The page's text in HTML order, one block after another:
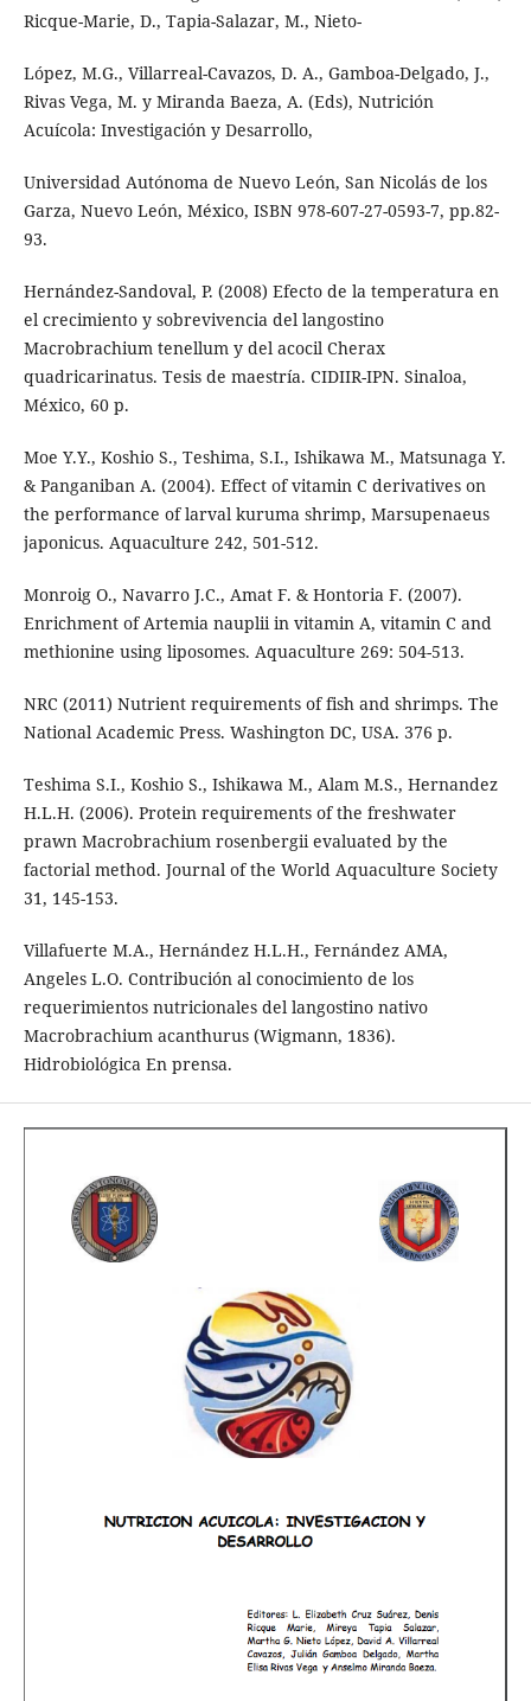
Ricque-Marie, D., Tapia-Salazar, M., Nieto-
López, M.G., Villarreal-Cavazos, D. A., Gamboa-Delgado, J.,
Rivas Vega, M. y Miranda Baeza, A. (Eds), Nutrición
Acuícola: Investigación y Desarrollo,
Universidad Autónoma de Nuevo León, San Nicolás de los
Garza, Nuevo León, México, ISBN 978-607-27-0593-7, pp.82-
93.
Hernández-Sandoval, P. (2008) Efecto de la temperatura en
el crecimiento y sobrevivencia del langostino
Macrobrachium tenellum y del acocil Cherax
quadricarinatus. Tesis de maestría. CIDIIR-IPN. Sinaloa,
México, 60 p.
Moe Y.Y., Koshio S., Teshima, S.I., Ishikawa M., Matsunaga Y.
& Panganiban A. (2004). Effect of vitamin C derivatives on
the performance of larval kuruma shrimp, Marsupenaeus
japonicus. Aquaculture 242, 501-512.
Monroig O., Navarro J.C., Amat F. & Hontoria F. (2007).
Enrichment of Artemia nauplii in vitamin A, vitamin C and
methionine using liposomes. Aquaculture 269: 504-513.
NRC (2011) Nutrient requirements of fish and shrimps. The
National Academic Press. Washington DC, USA. 376 p.
Teshima S.I., Koshio S., Ishikawa M., Alam M.S., Hernandez
H.L.H. (2006). Protein requirements of the freshwater
prawn Macrobrachium rosenbergii evaluated by the
factorial method. Journal of the World Aquaculture Society
31, 145-153.
Villafuerte M.A., Hernández H.L.H., Fernández AMA,
Angeles L.O. Contribución al conocimiento de los
requerimientos nutricionales del langostino nativo
Macrobrachium acanthurus (Wigmann, 1836).
Hidrobiológica En prensa.